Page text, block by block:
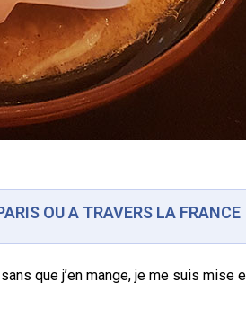
OU A TRAVERS LA FRANCE
que j’en mange, je me suis